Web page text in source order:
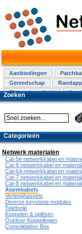
Aanbiedingen
Gereedschap
Elektra installatie
Zoeken
Categorieën
Netwerk materialen
Cat-5e netwerkkabel en
Cat-6 netwerkkabel en
Cat-6A netwerkkabel en
Cat-7 netwerkkabel en
Cat-8 netwerkkabel en
Alarmkabels
Verlenghaspels
Diverse keystone modules
Telefonie
Koppelen & splitsen
Outdoor Koppelingen
Consolidation Box